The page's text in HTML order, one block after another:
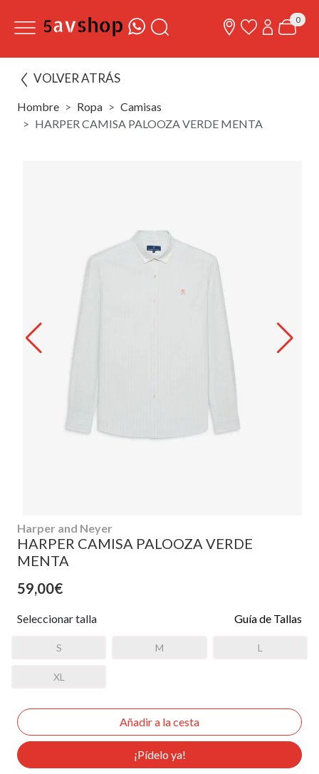
0
VOLVER ATRÁS
Hombre Ropa
Camisas
HARPER CAMISA PALOOZA VERDE MENTA
Harper and Neyer
HARPER CAMISA PALOOZA VERDE
MENTA
59,00€
Seleccionar talla Guía de Tallas
S M L
XL
¡Pídelo ya!